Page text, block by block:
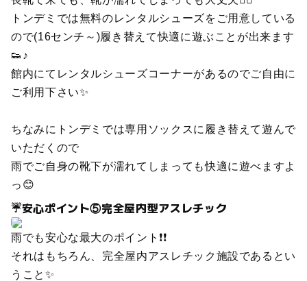
トンデミでは無料のレンタルシューズをご用意している
ので(16センチ～)履き替えて快適に遊ぶことが出来ます
👟♪
館内にてレンタルシューズコーナーがあるのでご自由に
ご利用下さい✨
ちなみにトンデミでは専用ソックスに履き替えて遊んで
いただくので
雨でご自身の靴下が濡れてしまっても快適に遊べますよ
っ😊
☔安心ポイント⑤完全屋内型アスレチック
雨でも安心な最大のポイント❗❗
それはもちろん、完全屋内アスレチック施設であるとい
うこと✨